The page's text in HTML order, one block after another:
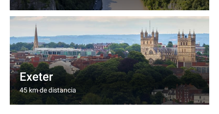
Exeter
45 km de distancia